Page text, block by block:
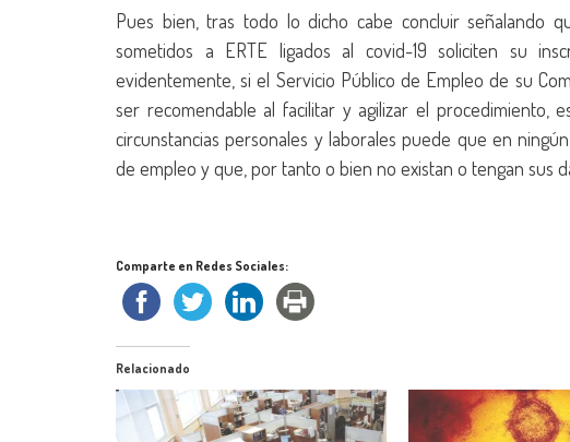
Pues bien, tras todo lo dicho cabe concluir señalando
sometidos a ERTE ligados al covid-19 soliciten su
evidentemente, si el Servicio Público de Empleo de su
ser recomendable al facilitar y agilizar el procedimiento,
circunstancias personales y laborales puede que en
de empleo y que, por tanto o bien no existan o tengan sus
Comparte en Redes Sociales:
Relacionado